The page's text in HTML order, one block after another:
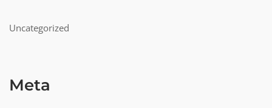
Uncategorized
Meta